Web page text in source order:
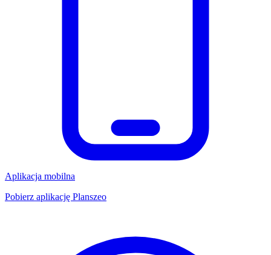
Aplikacja mobilna
Pobierz aplikację Planszeo